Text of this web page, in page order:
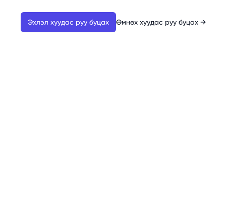
Эхлэл хуудас руу буцах Өмнөх хуудас руу буцах →